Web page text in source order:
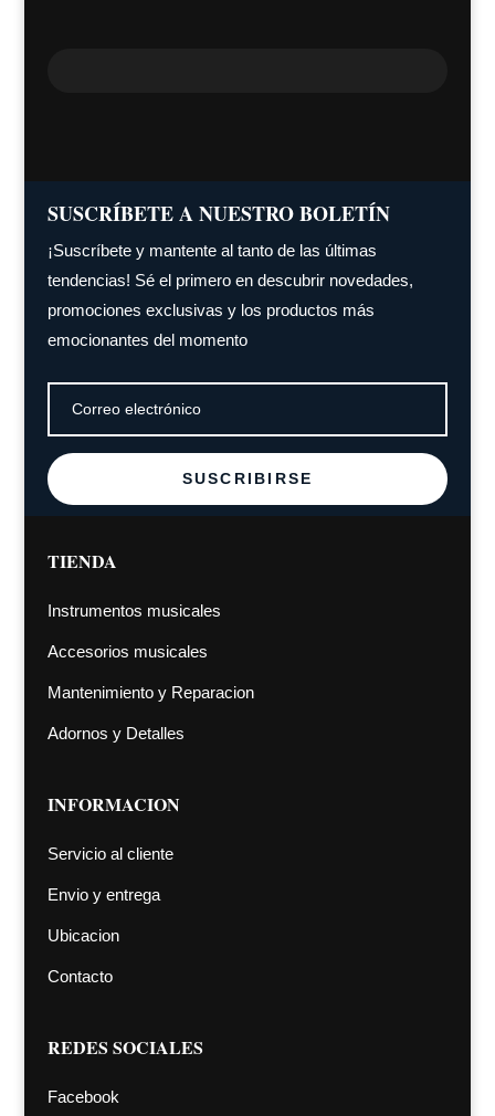
SUSCRÍBETE A NUESTRO BOLETÍN
¡Suscríbete y mantente al tanto de las últimas
tendencias! Sé el primero en descubrir novedades,
promociones exclusivas y los productos más
emocionantes del momento
SUSCRIBIRSE
TIENDA
Instrumentos musicales
Accesorios musicales
Mantenimiento y Reparacion
Adornos y Detalles
INFORMACION
Servicio al cliente
Envio y entrega
Ubicacion
Contacto
REDES SOCIALES
Facebook